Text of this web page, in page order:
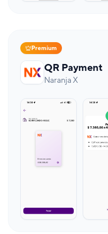
Premium
QR Payment
Naranja X